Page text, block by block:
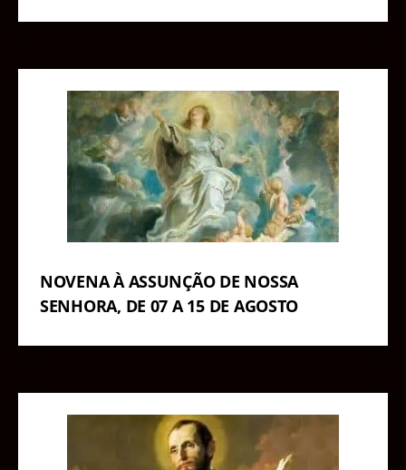
NOVENA À ASSUNÇÃO DE NOSSA
SENHORA, DE 07 A 15 DE AGOSTO